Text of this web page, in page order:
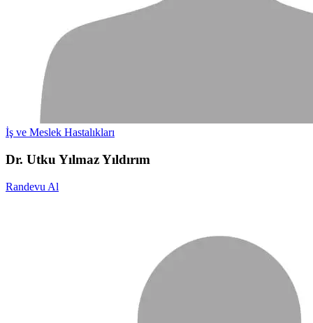
İş ve Meslek Hastalıkları
Dr. Utku Yılmaz Yıldırım
Randevu Al